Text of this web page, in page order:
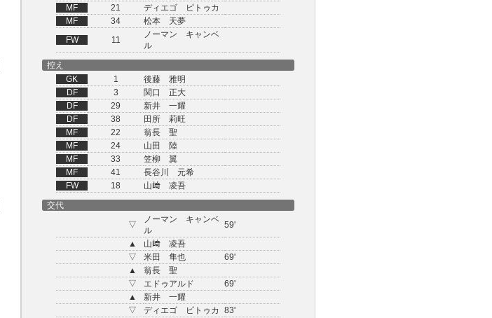
MF
21
ディエゴ ピトゥカ
MF
34
松本 天夢
FW
11
ノーマン キャンベ
ル
控え
GK
1
後藤 雅明
DF
3
関口 正大
DF
29
新井 一耀
DF
38
田所 莉旺
MF
22
翁長 聖
MF
24
山田 陸
MF
33
笠柳 翼
MF
41
長谷川 元希
FW
18
山﨑 凌吾
交代
▽
ノーマン キャンベ
ル
59'
▲
山﨑 凌吾
▽
米田 隼也
69'
▲
翁長 聖
▽
エドゥアルド
69'
▲
新井 一耀
▽
ディエゴ ピトゥカ
83'